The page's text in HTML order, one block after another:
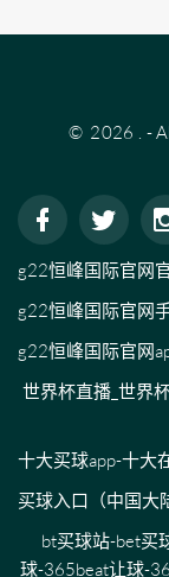
© 2026 . -
g22恒峰国际官网
g22恒峰国际官网
g22恒峰国际官网
世界杯直播_世界
十大买球app-十大
买球入口（中国大
bt买球站-bet买
球-365beat让球-